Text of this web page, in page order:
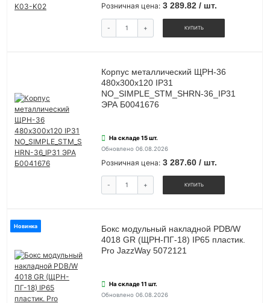
Розничная цена: 3 289.82 / шт.
- + КУПИТЬ
Корпус металлический ЩРН-36
480х300х120 IP31
NO_SIMPLE_STM_SHRN-36_IP31
ЭРА Б0041676
На складе 15 шт.
Обновлено 06.08.2026
Розничная цена: 3 287.60 / шт.
- + КУПИТЬ
Новинка
Бокс модульный накладной PDB/W
4018 GR (ЩРН-ПГ-18) IP65 пластик.
Pro JazzWay 5072121
На складе 11 шт.
Обновлено 06.08.2026